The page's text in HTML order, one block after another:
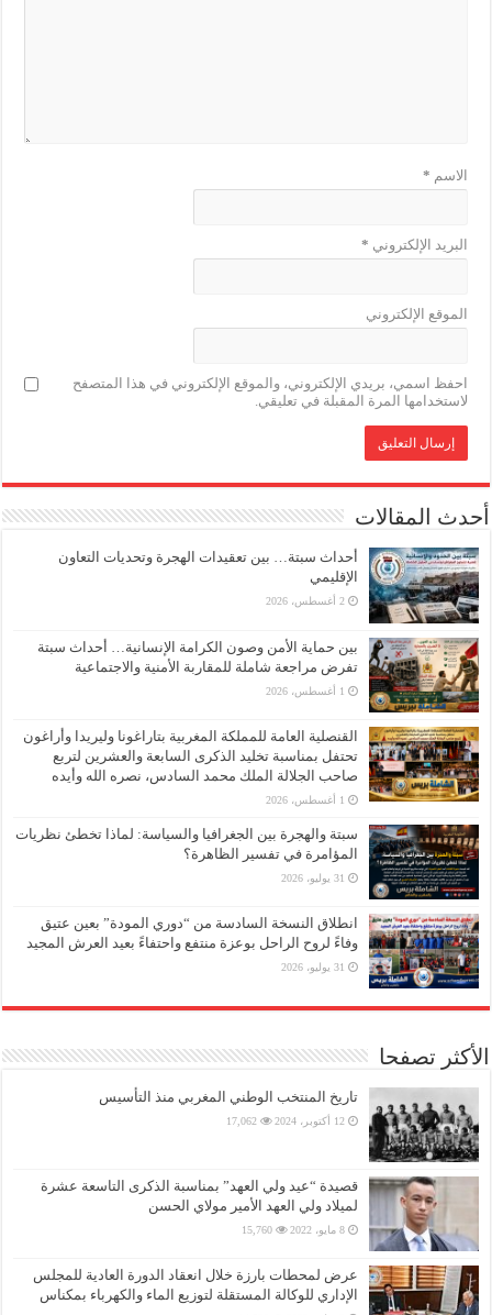
الاسم *
البريد الإلكتروني *
الموقع الإلكتروني
احفظ اسمي، بريدي الإلكتروني، والموقع الإلكتروني في هذا المتصفح
لاستخدامها المرة المقبلة في تعليقي.
أحدث المقالات
أحداث سبتة… بين تعقيدات الهجرة وتحديات التعاون
الإقليمي
2 أغسطس، 2026
بين حماية الأمن وصون الكرامة الإنسانية… أحداث سبتة
تفرض مراجعة شاملة للمقاربة الأمنية والاجتماعية
1 أغسطس، 2026
القنصلية العامة للمملكة المغربية بتاراغونا وليريدا وأراغون
تحتفل بمناسبة تخليد الذكرى السابعة والعشرين لتربع
صاحب الجلالة الملك محمد السادس، نصره الله وأيده
1 أغسطس، 2026
سبتة والهجرة بين الجغرافيا والسياسة: لماذا تخطئ نظريات
المؤامرة في تفسير الظاهرة؟
31 يوليو، 2026
انطلاق النسخة السادسة من “دوري المودة” بعين عتيق
وفاءً لروح الراحل بوعزة منتفع واحتفاءً بعيد العرش المجيد
31 يوليو، 2026
الأكثر تصفحا
تاريخ المنتخب الوطني المغربي منذ التأسيس
12 أكتوبر، 2024 17,062
قصيدة “عيد ولي العهد” بمناسبة الذكرى التاسعة عشرة
لميلاد ولي العهد الأمير مولاي الحسن
8 مايو، 2022 15,760
عرض لمحطات بارزة خلال انعقاد الدورة العادية للمجلس
الإداري للوكالة المستقلة لتوزيع الماء والكهرباء بمكناس